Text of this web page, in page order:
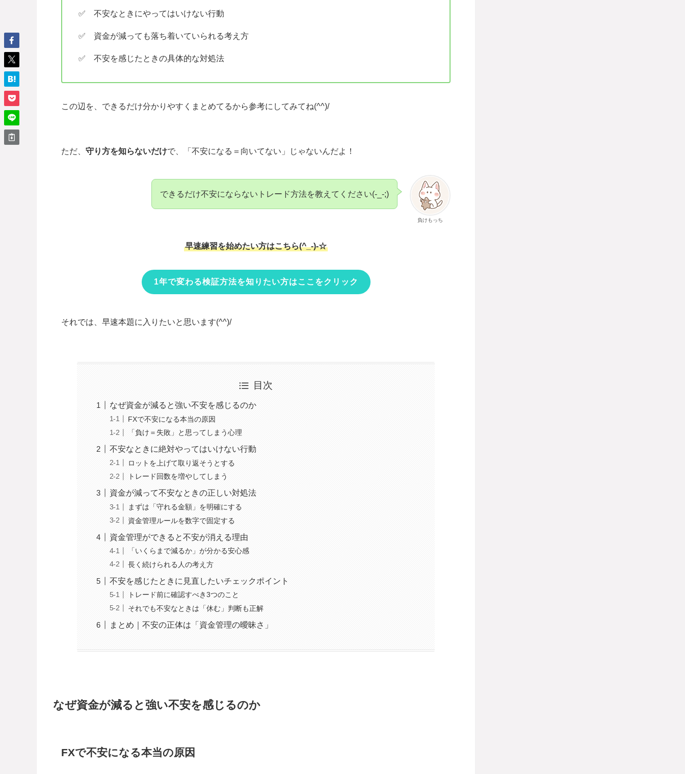
✅ 不安なときにやってはいけない行動
✅ 資金が減っても落ち着いていられる考え方
✅ 不安を感じたときの具体的な対処法
この辺を、できるだけ分かりやすくまとめてるから参考にしてみてね(^^)/
ただ、 守り方を知らないだけで、「不安になる＝向いてない」じゃないんだよ！
負けもっち
できるだけ不安にならないトレード方法を教えてください(-_-;)
早速練習を始めたい方はこちら(^_-)-☆
1年で変わる検証方法を知りたい方はここをクリック
それでは、早速本題に入りたいと思います(^^)/
目次
なぜ資金が減ると強い不安を感じるのか
FXで不安になる本当の原因
「負け＝失敗」と思ってしまう心理
不安なときに絶対やってはいけない行動
ロットを上げて取り返そうとする
トレード回数を増やしてしまう
資金が減って不安なときの正しい対処法
まずは「守れる金額」を明確にする
資金管理ルールを数字で固定する
資金管理ができると不安が消える理由
「いくらまで減るか」が分かる安心感
長く続けられる人の考え方
不安を感じたときに見直したいチェックポイント
トレード前に確認すべき3つのこと
それでも不安なときは「休む」判断も正解
まとめ｜不安の正体は「資金管理の曖昧さ」
なぜ資金が減ると強い不安を感じるのか
FXで不安になる本当の原因